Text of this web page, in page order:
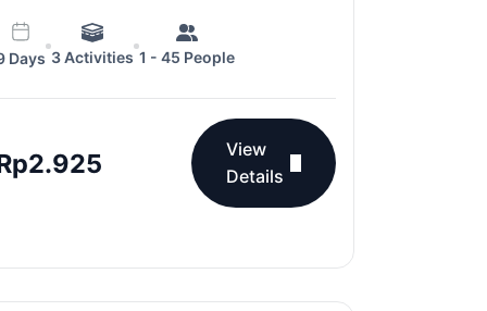
Days 3 Activities 1 - 45 People
2.925
View
Details